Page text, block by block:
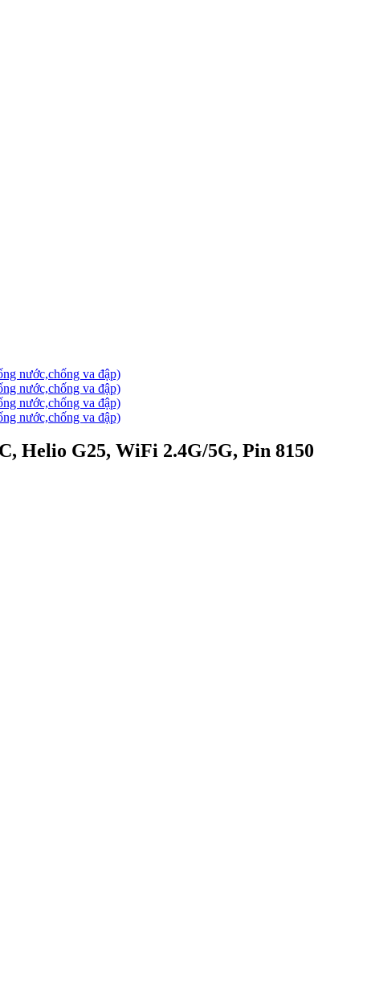
Helio G25, WiFi 2.4G/5G, Pin 8150